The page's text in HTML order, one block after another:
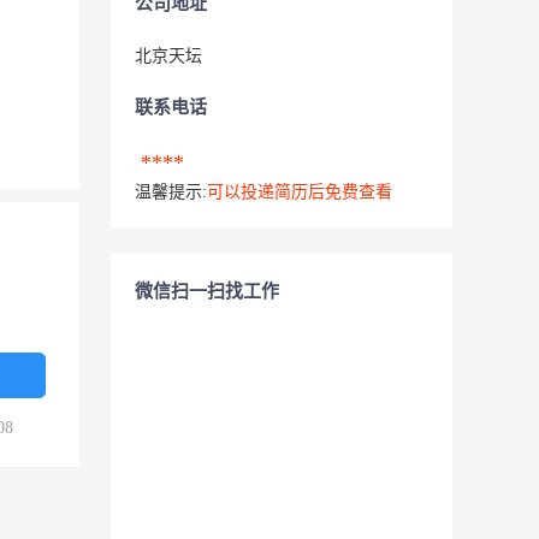
北京天坛
联系电话
****
温馨提示: 可以投递简历后免费查看
微信扫一扫找工作